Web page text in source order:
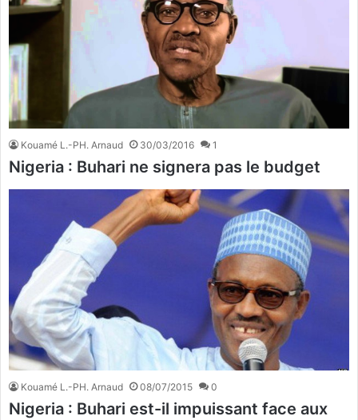
Kouamé L.-PH. Arnaud 30/03/2016 1
Nigeria : Buhari ne signera pas le budget
Kouamé L.-PH. Arnaud 08/07/2015 0
Nigeria : Buhari est-il impuissant face aux